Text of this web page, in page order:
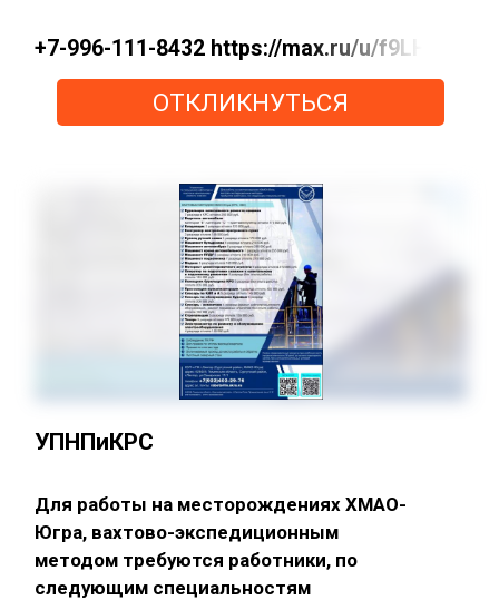
+7-996-111-8432 https://max.ru/u/
ОТКЛИКНУТЬСЯ
УПНПиКРС
Для работы на месторождениях ХМАО-
Югра, вахтово-экспедиционным
методом требуются работники, по
следующим специальностям